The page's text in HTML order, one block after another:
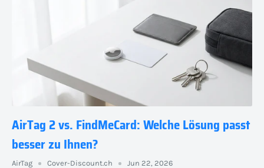
AirTag 2 vs. FindMeCard: Welche Lösung passt
besser zu Ihnen?
AirTag Cover-Discount.ch Jun 22, 2026